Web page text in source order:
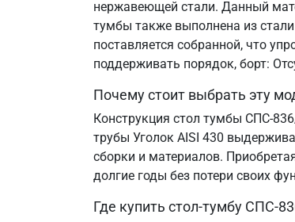
нержавеющей стали. Данный
тумбы также выполнена из
поставляется собранной, что
поддерживать порядок, борт:
Почему стоит выбрать эту
Конструкция стол тумбы СПС-
трубы Уголок AISI 430
сборки и материалов.
долгие годы без потери своих
Где купить стол-тумбу СПС-